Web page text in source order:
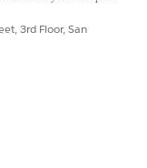
3rd Floor, San